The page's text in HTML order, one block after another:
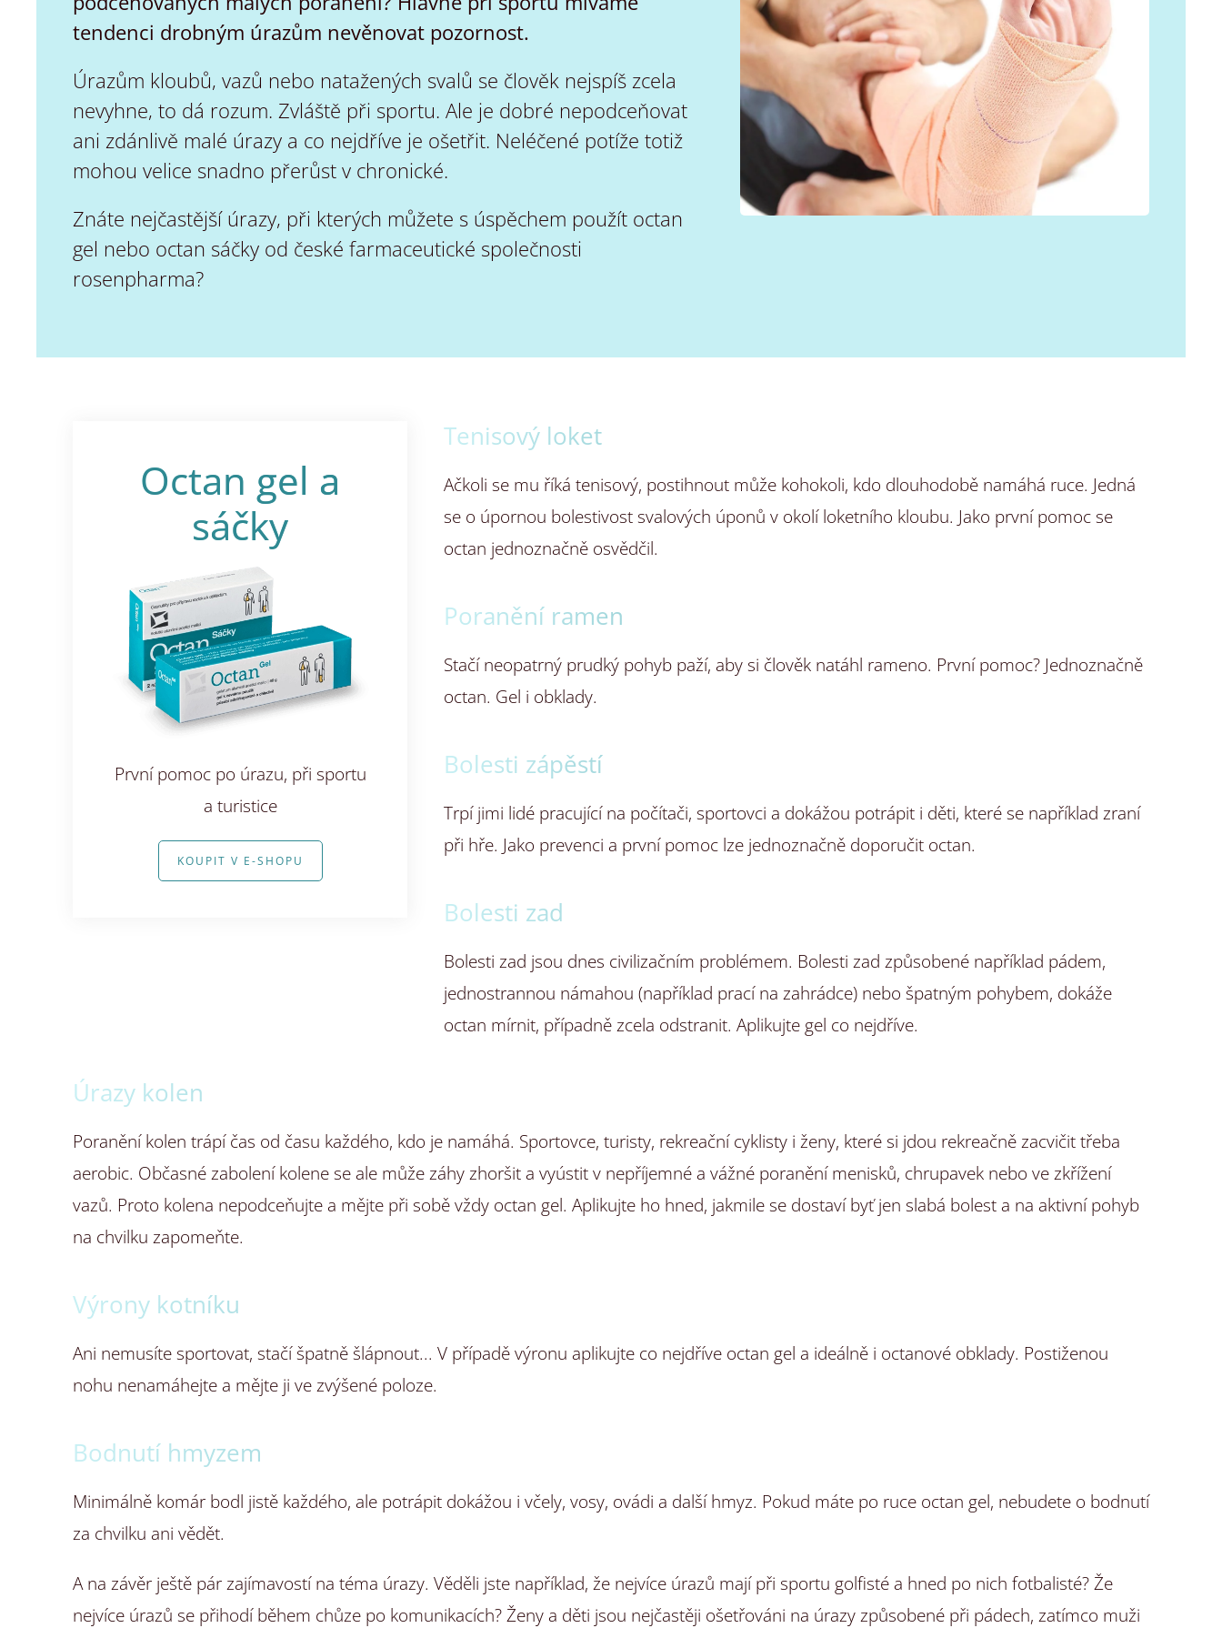
tendenci drobným úrazům nevěnovat pozornost.
Úrazům kloubů, vazů nebo natažených svalů se člověk nejspíš zcela
nevyhne, to dá rozum. Zvláště při sportu. Ale je dobré nepodceňovat
ani zdánlivě malé úrazy a co nejdříve je ošetřit. Neléčené potíže totiž
mohou velice snadno přerůst v chronické.
Znáte nejčastější úrazy, při kterých můžete s úspěchem použít octan
gel nebo octan sáčky od české farmaceutické společnosti
rosenpharma?
Octan gel a
sáčky
První pomoc po úrazu, při sportu
a turistice
KOUPIT V E-SHOPU
Tenisový loket
Ačkoli se mu říká tenisový, postihnout může kohokoli, kdo dlouhodobě namáhá ruce. Jedná
se o úpornou bolestivost svalových úponů v okolí loketního kloubu. Jako první pomoc se
octan jednoznačně osvědčil.
Poranění ramen
Stačí neopatrný prudký pohyb paží, aby si člověk natáhl rameno. První pomoc? Jednoznačně
octan. Gel i obklady.
Bolesti zápěstí
Trpí jimi lidé pracující na počítači, sportovci a dokážou potrápit i děti, které se například zraní
při hře. Jako prevenci a první pomoc lze jednoznačně doporučit octan.
Bolesti zad
Bolesti zad jsou dnes civilizačním problémem. Bolesti zad způsobené například pádem,
jednostrannou námahou (například prací na zahrádce) nebo špatným pohybem, dokáže
octan mírnit, případně zcela odstranit. Aplikujte gel co nejdříve.
Úrazy kolen
Poranění kolen trápí čas od času každého, kdo je namáhá. Sportovce, turisty, rekreační cyklisty i ženy, které si jdou rekreačně zacvičit třeba
aerobic. Občasné zabolení kolene se ale může záhy zhoršit a vyústit v nepříjemné a vážné poranění menisků, chrupavek nebo ve zkřížení
vazů. Proto kolena nepodceňujte a mějte při sobě vždy octan gel. Aplikujte ho hned, jakmile se dostaví byť jen slabá bolest a na aktivní pohyb
na chvilku zapomeňte.
Výrony kotníku
Ani nemusíte sportovat, stačí špatně šlápnout... V případě výronu aplikujte co nejdříve octan gel a ideálně i octanové obklady. Postiženou
nohu nenamáhejte a mějte ji ve zvýšené poloze.
Bodnutí hmyzem
Minimálně komár bodl jistě každého, ale potrápit dokážou i včely, vosy, ovádi a další hmyz. Pokud máte po ruce octan gel, nebudete o bodnutí
za chvilku ani vědět.
A na závěr ještě pár zajímavostí na téma úrazy. Věděli jste například, že nejvíce úrazů mají při sportu golfisté a hned po nich fotbalisté? Že
nejvíce úrazů se přihodí během chůze po komunikacích? Ženy a děti jsou nejčastěji ošetřováni na úrazy způsobené při pádech, zatímco muži